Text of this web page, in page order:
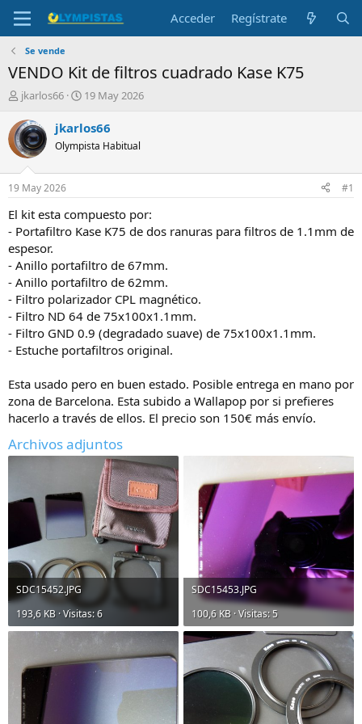
Acceder Regístrate
Se vende
VENDO Kit de filtros cuadrado Kase K75
I
i
c
i
a
d
o
r
d
e
l
t
e
m
a
jkarlos66
F
c
h
a
i
n
c
o
19 May 2026
jkarlos66
Olympista Habitual
19 May 2026 #1
El kit esta compuesto por:
- Portafiltro Kase K75 de dos ranuras para filtros de 1.1mm de
espesor.
- Anillo portafiltro de 67mm.
- Anillo portafiltro de 62mm.
- Filtro polarizador CPL magnético.
- Filtro ND 64 de 75x100x1.1mm.
- Filtro GND 0.9 (degradado suave) de 75x100x1.1mm.
- Estuche portafiltros original.
Esta usado pero en buen estado. Posible entrega en mano por
zona de Barcelona. Esta subido a Wallapop por si prefieres
hacerlo a través de ellos. El precio son 150€ más envío.
Archivos adjuntos
SDC15452.JPG
193,6 KB · Visitas: 6
SDC15453.JPG
100,6 KB · Visitas: 5